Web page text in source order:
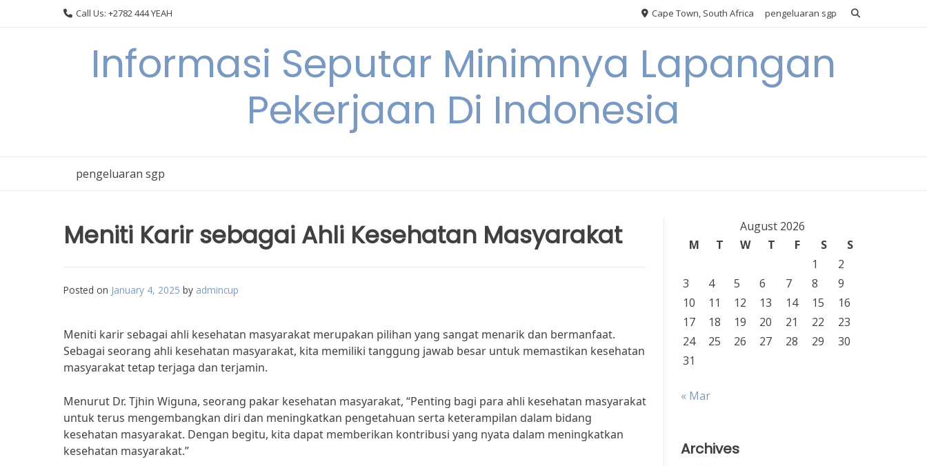
Call Us: +2782 444 YEAH Cape Town, South Africa pengeluaran sgp
Informasi Seputar Minimnya Lapangan
Pekerjaan Di Indonesia
pengeluaran sgp
Meniti Karir sebagai Ahli Kesehatan Masyarakat
Posted on January 4, 2025 by admincup
Meniti karir sebagai ahli kesehatan masyarakat merupakan pilihan yang sangat menarik dan bermanfaat.
Sebagai seorang ahli kesehatan masyarakat, kita memiliki tanggung jawab besar untuk memastikan kesehatan
masyarakat tetap terjaga dan terjamin.
Menurut Dr. Tjhin Wiguna, seorang pakar kesehatan masyarakat, “Penting bagi para ahli kesehatan masyarakat
untuk terus mengembangkan diri dan meningkatkan pengetahuan serta keterampilan dalam bidang
kesehatan masyarakat. Dengan begitu, kita dapat memberikan kontribusi yang nyata dalam meningkatkan
kesehatan masyarakat.”
August 2026
M
T W T F S
S
1
2
3
4 5 6 7 8
9
10
11 12 13 14 15
16
17
18 19 20 21 22
23
24
25 26 27 28 29
30
31
« Mar
Archives